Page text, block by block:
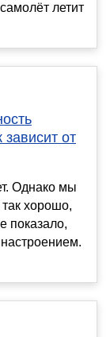
летит
от
Однако мы
хорошо,
показало,